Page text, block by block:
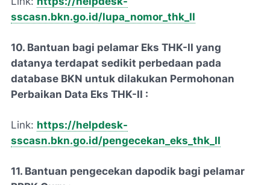
sscasn.bkn.go.id/lupa_nomor_thk_II
10. Bantuan bagi pelamar Eks THK-II yang
datanya terdapat sedikit perbedaan pada
database BKN untuk dilakukan Permohonan
Perbaikan Data Eks THK-II :
Link: https://helpdesk-
sscasn.bkn.go.id/pengecekan_eks_thk_II
11. Bantuan pengecekan dapodik bagi pelamar